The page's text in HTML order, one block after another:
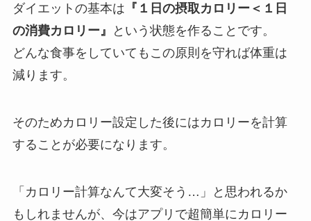
ダイエットの基本は 『１日の摂取カロリー＜１日
の消費カロリー』
という状態を作ることです。
どんな食事をしていてもこの原則を守れば体重は
減ります。
そのためカロリー設定した後にはカロリーを計算
することが必要になります。
「カロリー計算なんて大変そう…」と思われるか
もしれませんが、今はアプリで超簡単にカロリー